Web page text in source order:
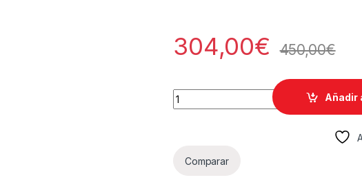
304,00€ 450,00€
HP 651A Original Amarillo | Cartucho
Añadir
Comparar